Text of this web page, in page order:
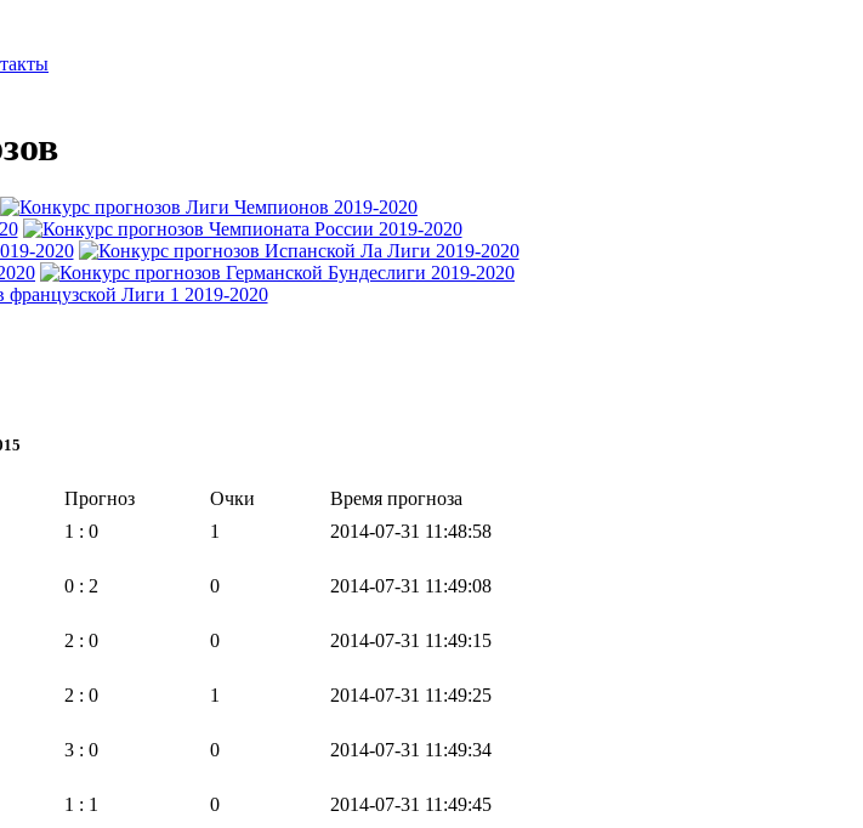
Прогноз Очки
Время прогноза
1 : 0 1 2014-07-31 11:48:58
0 : 2 0 2014-07-31 11:49:08
2 : 0 0 2014-07-31 11:49:15
2 : 0 1 2014-07-31 11:49:25
3 : 0 0 2014-07-31 11:49:34
1 : 1 0 2014-07-31 11:49:45